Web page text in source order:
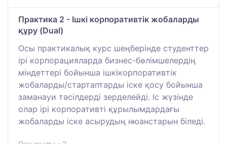
Практика 2 - Ішкі корпоративтік жобаларды
құру (Dual)
Осы практикалық курс шеңберінде студенттер
ірі корпорацияларда бизнес-бөлімшелердің
міндеттері бойынша ішкікорпоративтік
жобаларды/стартаптарды іске қосу бойынша
заманауи тәсілдерді зерделейді. Іс жүзінде
олар ірі корпоративті құрылымдардағы
жобаларды іске асырудың нюанстарын біледі.